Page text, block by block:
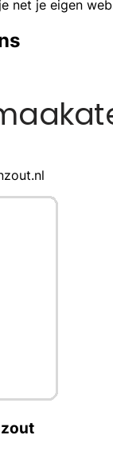
net je eigen